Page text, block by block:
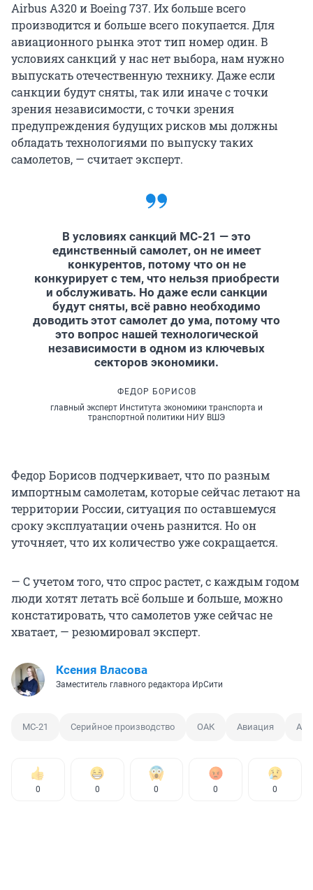
Airbus A320 и Boeing 737. Их больше всего
производится и больше всего покупается. Для
авиационного рынка этот тип номер один. В
условиях санкций у нас нет выбора, нам нужно
выпускать отечественную технику. Даже если
санкции будут сняты, так или иначе с точки
зрения независимости, с точки зрения
предупреждения будущих рисков мы должны
обладать технологиями по выпуску таких
самолетов, — считает эксперт.
В условиях санкций МС-21 — это
единственный самолет, он не имеет
конкурентов, потому что он не
конкурирует с тем, что нельзя приобрести
и обслуживать. Но даже если санкции
будут сняты, всё равно необходимо
доводить этот самолет до ума, потому что
это вопрос нашей технологической
независимости в одном из ключевых
секторов экономики.
ФЕДОР БОРИСОВ
главный эксперт Института экономики транспорта и
транспортной политики НИУ ВШЭ
Федор Борисов подчеркивает, что по разным
импортным самолетам, которые сейчас летают на
территории России, ситуация по оставшемуся
сроку эксплуатации очень разнится. Но он
уточняет, что их количество уже сокращается.
— С учетом того, что спрос растет, с каждым годом
люди хотят летать всё больше и больше, можно
констатировать, что самолетов уже сейчас не
хватает, — резюмировал эксперт.
Ксения Власова
Заместитель главного редактора ИрСити
МС-21 Серийное производство ОАК Авиация
0 0 0 0 0